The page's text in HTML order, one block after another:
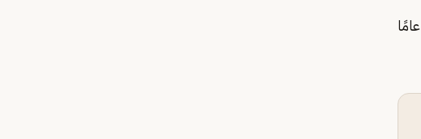
يُذكر أن المنتخب الوطني تحت 20 عامًا يأتي ضمن المجموعة "الرابعة" في بطولة كأس آسيا تحت 20 عامًا